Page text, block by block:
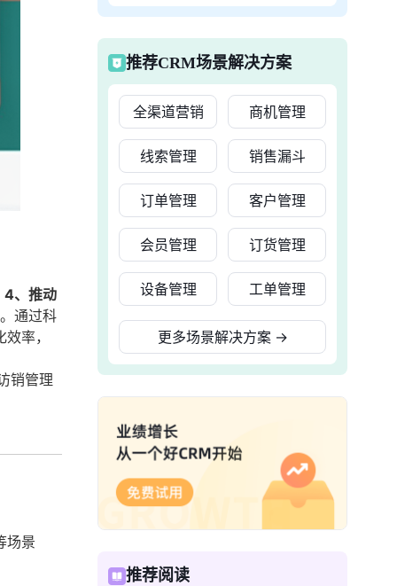
4、推动
通过科
率，
销管理
场景
推荐CRM场景解决方案
全渠道营销 商机管理
线索管理 销售漏斗
订单管理 客户管理
会员管理 订货管理
设备管理 工单管理
更多场景解决方案 →
推荐阅读